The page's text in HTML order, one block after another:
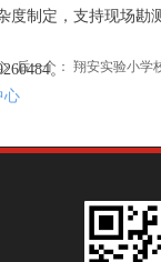
度制定，支持现场勘
。
心
后一个： 翔安实验小学